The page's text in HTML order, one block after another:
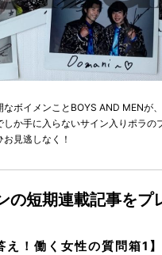
なボイメンことBOYS AND MENが
しか手に入らないサイン入りポラの
見逃しなく！
の短期連載記事をプ
え！働く女性の質問箱1】